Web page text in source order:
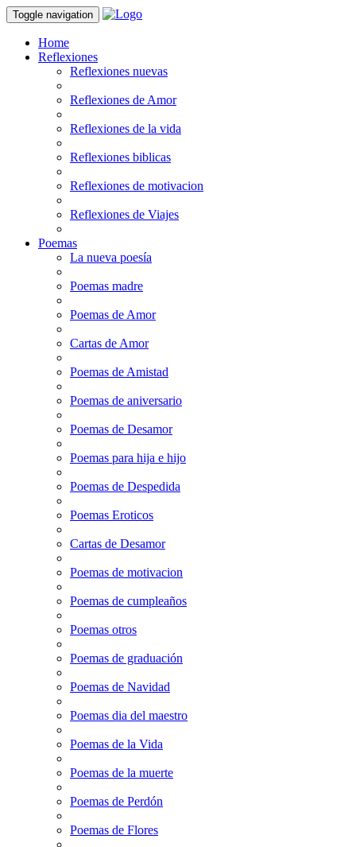
Toggle navigation
Home
Reflexiones
Reflexiones nuevas
Reflexiones de Amor
Reflexiones de la vida
Reflexiones biblicas
Reflexiones de motivacion
Reflexiones de Viajes
Poemas
La nueva poesía
Poemas madre
Poemas de Amor
Cartas de Amor
Poemas de Amistad
Poemas de aniversario
Poemas de Desamor
Poemas para hija e hijo
Poemas de Despedida
Poemas Eroticos
Cartas de Desamor
Poemas de motivacion
Poemas de cumpleaños
Poemas otros
Poemas de graduación
Poemas de Navidad
Poemas dia del maestro
Poemas de la Vida
Poemas de la muerte
Poemas de Perdón
Poemas de Flores